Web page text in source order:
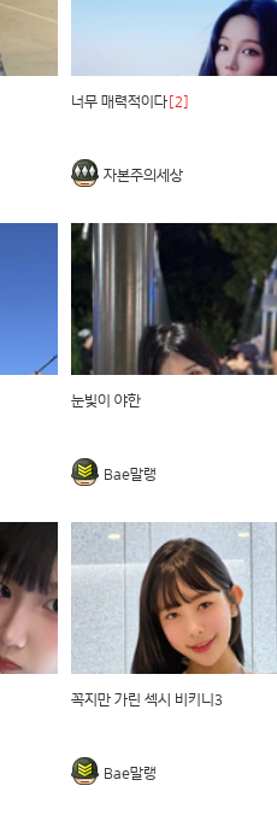
너무 매력적이다 [2]
자본주의세상
눈빛이 야한
Bae말랭
꼭지만 가린 섹시 비키니3
Bae말랭